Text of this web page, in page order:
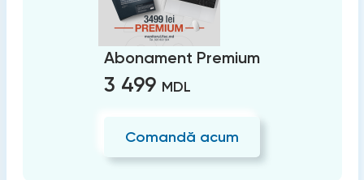
Abonament Premium
3 499 MDL
Comandă acum